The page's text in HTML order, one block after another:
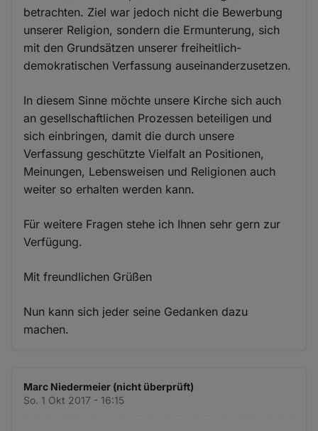
betrachten. Ziel war jedoch nicht die Bewerbung
unserer Religion, sondern die Ermunterung, sich
mit den Grundsätzen unserer freiheitlich-
demokratischen Verfassung auseinanderzusetzen.
In diesem Sinne möchte unsere Kirche sich auch
an gesellschaftlichen Prozessen beteiligen und
sich einbringen, damit die durch unsere
Verfassung geschützte Vielfalt an Positionen,
Meinungen, Lebensweisen und Religionen auch
weiter so erhalten werden kann.
Für weitere Fragen stehe ich Ihnen sehr gern zur
Verfügung.
Mit freundlichen Grüßen
Nun kann sich jeder seine Gedanken dazu
machen.
Marc Niedermeier (nicht überprüft)
So. 1 Okt 2017 - 16:15